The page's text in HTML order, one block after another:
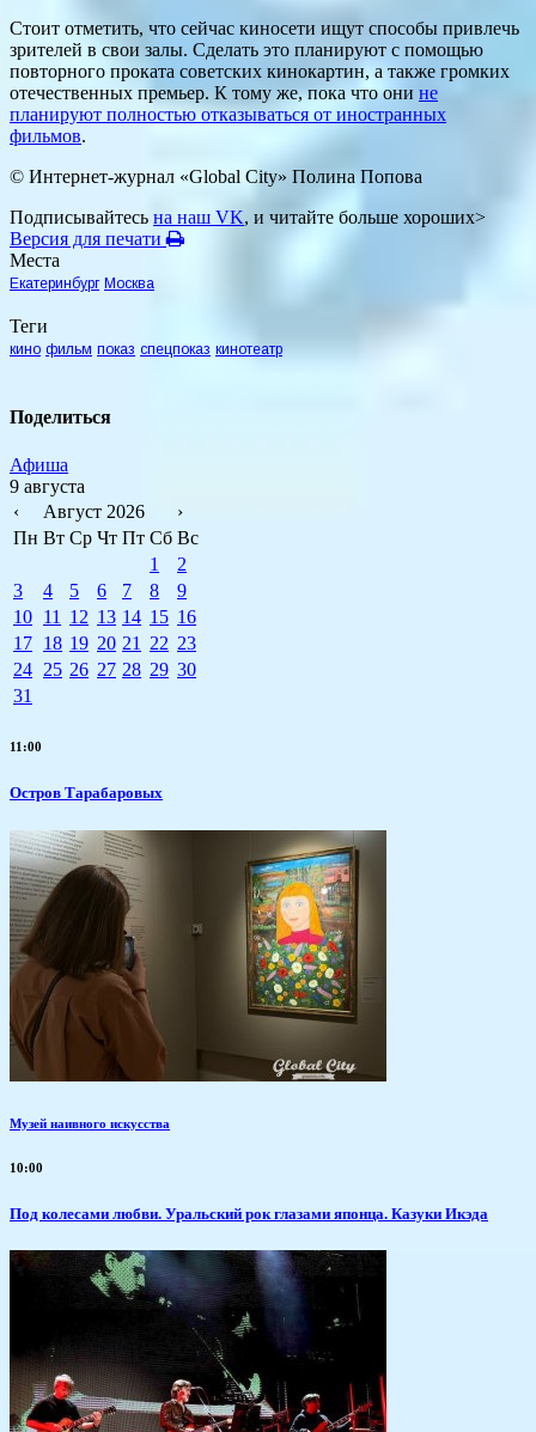
Стоит отметить, что сейчас киносети ищут способы привлечь
зрителей в свои залы. Сделать это планируют с помощью
повторного проката советских кинокартин, а также громких
отечественных премьер. К тому же, пока что они не
планируют полностью отказываться от иностранных
фильмов.
© Интернет-журнал «Global City» Полина Попова
Подписывайтесь на наш VK, и читайте больше хороших>
Версия для печати
Места
Екатеринбург Москва
Теги
кино фильм показ спецпоказ кинотеатр
Поделиться
Афиша
9 августа
‹
Август 2026
›
Пн Вт Ср Чт Пт Сб Вс
1
2
3
4 5 6 7 8
9
10 11 12 13 14 15 16
17 18 19 20 21 22 23
24 25 26 27 28 29 30
31
11:00
Остров Тарабаровых
Музей наивного искусства
10:00
Под колесами любви. Уральский рок глазами японца. Казуки Икэда